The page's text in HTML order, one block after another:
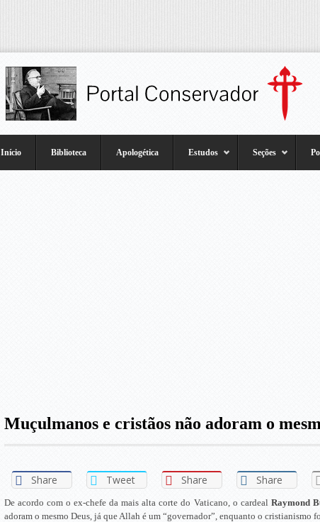
Início Biblioteca Apologética Estudos Seções
Muçulmanos e cristãos não adoram o
Share Tweet Share Share
De acordo com o ex-chefe da mais alta corte do Vaticano, o cardeal Raymond
adoram o mesmo Deus, já que Allah é um “governador”, enquanto o cristianismo